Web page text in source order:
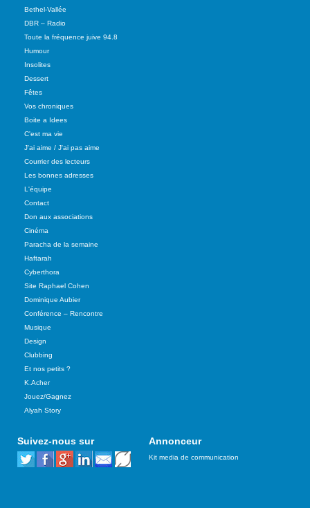
Bethel-Vallée
DBR – Radio
Toute la fréquence juive 94.8
Humour
Insolites
Dessert
Fêtes
Vos chroniques
Boite a Idees
C'est ma vie
J'ai aime / J'ai pas aime
Courrier des lecteurs
Les bonnes adresses
L'équipe
Contact
Don aux associations
Cinéma
Paracha de la semaine
Haftarah
Cyberthora
Site Raphael Cohen
Dominique Aubier
Conférence – Rencontre
Musique
Design
Clubbing
Et nos petits ?
K.Acher
Jouez/Gagnez
Alyah Story
Suivez-nous sur Annonceur
Kit media de communication